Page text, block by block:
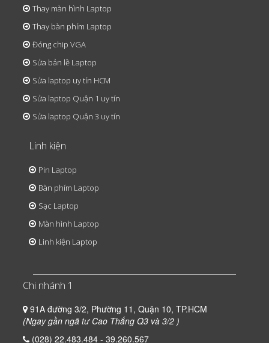
Thay màn hình Laptop
Thay bàn phím Laptop
Đóng chip VGA
Sửa bản lề Laptop
Sửa laptop uy tín HCM
Sửa laptop Quận 1 uy tín
Sửa laptop Quận 3 uy tín
Linh kiện
Pin Laptop
Bàn phím Laptop
Sạc Laptop
Màn hình Laptop
Linh kiện Laptop
Chi nhánh 1
91A đường 3/2, Phường 11, Quận 10, TP.HCM
(Ngay gần ngã tư Cao Thắng Q3 và 3/2 )
(028) 22.483.484 - 39.260.567